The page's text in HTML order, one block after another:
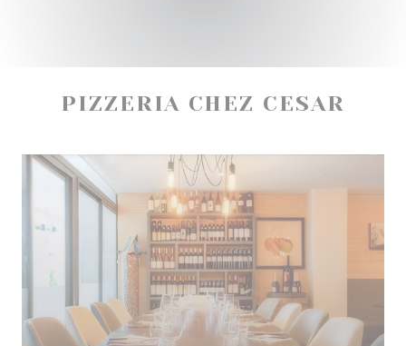
PIZZERIA CHEZ CESAR